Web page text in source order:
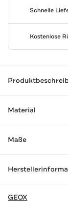
Schnelle
Kostenlose
Material
Maße
GEOX